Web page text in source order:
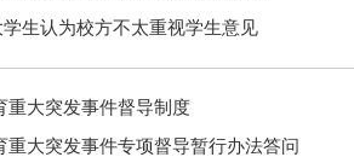
学生认为校方不太重视学生意见
重大突发事件督导制度
重大突发事件专项督导暂行办法答问